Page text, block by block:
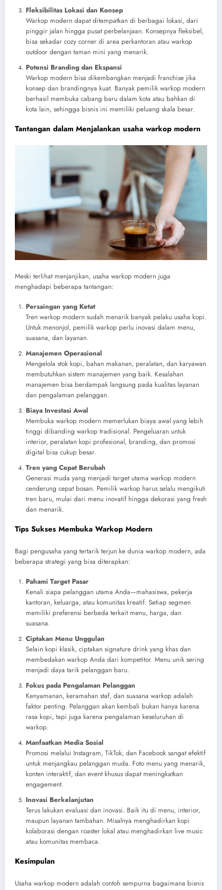
Fleksibilitas Lokasi dan Konsep
Warkop modern dapat ditempatkan di berbagai lokasi, dari
pinggir jalan hingga pusat perbelanjaan. Konsepnya fleksibel,
bisa sekadar cozy corner di area perkantoran atau warkop
outdoor dengan taman mini yang menarik.
Potensi Branding dan Ekspansi
Warkop modern bisa dikembangkan menjadi franchise jika
konsep dan brandingnya kuat. Banyak pemilik warkop modern
berhasil membuka cabang baru dalam kota atau bahkan di
kota lain, sehingga bisnis ini memiliki peluang skala besar.
Tantangan dalam Menjalankan usaha warkop modern
Meski terlihat menjanjikan, usaha warkop modern juga
menghadapi beberapa tantangan:
Persaingan yang Ketat
Tren warkop modern sudah menarik banyak pelaku usaha kopi.
Untuk menonjol, pemilik warkop perlu inovasi dalam menu,
suasana, dan layanan.
Manajemen Operasional
Mengelola stok kopi, bahan makanan, peralatan, dan karyawan
membutuhkan sistem manajemen yang baik. Kesalahan
manajemen bisa berdampak langsung pada kualitas layanan
dan pengalaman pelanggan.
Biaya Investasi Awal
Membuka warkop modern memerlukan biaya awal yang lebih
tinggi dibanding warkop tradisional. Pengeluaran untuk
interior, peralatan kopi profesional, branding, dan promosi
digital bisa cukup besar.
Tren yang Cepat Berubah
Generasi muda yang menjadi target utama warkop modern
cenderung cepat bosan. Pemilik warkop harus selalu mengikuti
tren baru, mulai dari menu inovatif hingga dekorasi yang fresh
dan menarik.
Tips Sukses Membuka Warkop Modern
Bagi pengusaha yang tertarik terjun ke dunia warkop modern, ada
beberapa strategi yang bisa diterapkan:
Pahami Target Pasar
Kenali siapa pelanggan utama Anda—mahasiswa, pekerja
kantoran, keluarga, atau komunitas kreatif. Setiap segmen
memiliki preferensi berbeda terkait menu, harga, dan
suasana.
Ciptakan Menu Unggulan
Selain kopi klasik, ciptakan signature drink yang khas dan
membedakan warkop Anda dari kompetitor. Menu unik sering
menjadi daya tarik pelanggan baru.
Fokus pada Pengalaman Pelanggan
Kenyamanan, keramahan staf, dan suasana warkop adalah
faktor penting. Pelanggan akan kembali bukan hanya karena
rasa kopi, tapi juga karena pengalaman keseluruhan di
warkop.
Manfaatkan Media Sosial
Promosi melalui Instagram, TikTok, dan Facebook sangat efektif
untuk menjangkau pelanggan muda. Foto menu yang menarik,
konten interaktif, dan event khusus dapat meningkatkan
engagement.
Inovasi Berkelanjutan
Terus lakukan evaluasi dan inovasi. Baik itu di menu, interior,
maupun layanan tambahan. Misalnya menghadirkan kopi
kolaborasi dengan roaster lokal atau menghadirkan live music
atau komunitas membaca.
Kesimpulan
Usaha warkop modern adalah contoh sempurna bagaimana bisnis